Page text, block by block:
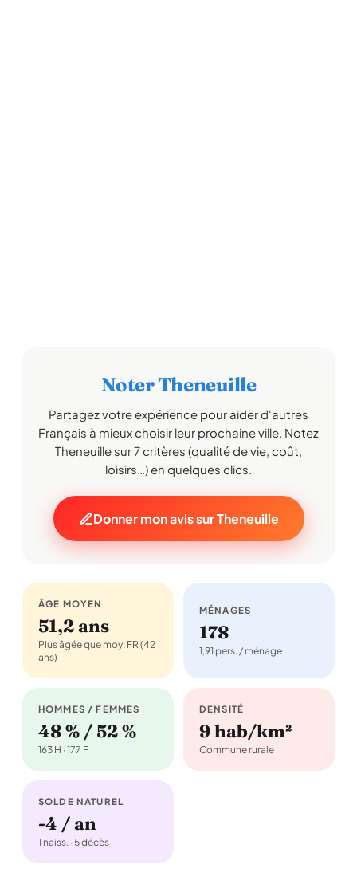
Noter Theneuille
Partagez votre expérience pour aider d'autres
Français à mieux choisir leur prochaine ville. Notez
Theneuille sur 7 critères (qualité de vie, coût,
loisirs…) en quelques clics.
Donner mon avis sur Theneuille
ÂGE MOYEN
51,2 ans
Plus âgée que moy. FR (42
ans)
MÉNAGES
178
1,91 pers. / ménage
HOMMES / FEMMES
48 % / 52 %
163 H · 177 F
DENSITÉ
9 hab/km²
Commune rurale
SOLDE NATUREL
-4 / an
1 naiss. · 5 décès